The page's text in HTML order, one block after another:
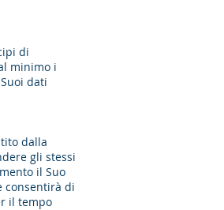
di
minimo i
dati
dalla
gli stessi
il Suo
consentirà di
il tempo